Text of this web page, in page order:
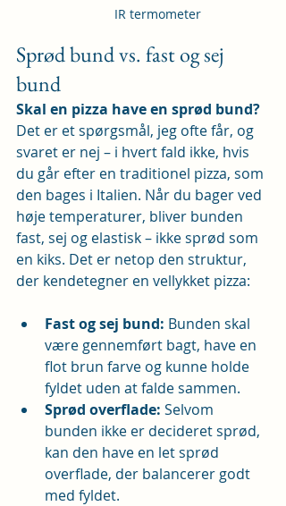
IR termometer
Sprød bund vs. fast og sej
bund
Skal en pizza have en sprød bund?
Det er et spørgsmål, jeg ofte får, og
svaret er nej – i hvert fald ikke, hvis
du går efter en traditionel pizza, som
den bages i Italien. Når du bager ved
høje temperaturer, bliver bunden
fast, sej og elastisk – ikke sprød som
en kiks. Det er netop den struktur,
der kendetegner en vellykket pizza:
Fast og sej bund: Bunden skal
være gennemført bagt, have en
flot brun farve og kunne holde
fyldet uden at falde sammen.
Sprød overflade: Selvom
bunden ikke er decideret sprød,
kan den have en let sprød
overflade, der balancerer godt
med fyldet.